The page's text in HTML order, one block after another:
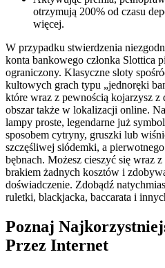
otrzymują 200% od czasu
więcej.
W przypadku stwierdzenia
konta bankowego członka Slottica
ograniczony. Klasyczne sloty
kultowych grach typu „jednoręki
które wraz z pewnością kojarzysz z
obszar także w lokalizacji online.
lampy proste, legendarne już
sposobem cytryny, gruszki lub
szczęśliwej siódemki, a
bębnach. Możesz cieszyć się wraz
brakiem żadnych kosztów i
doświadczenie. Zdobądź
ruletki, blackjacka, baccarata i
Poznaj
Przez Internet